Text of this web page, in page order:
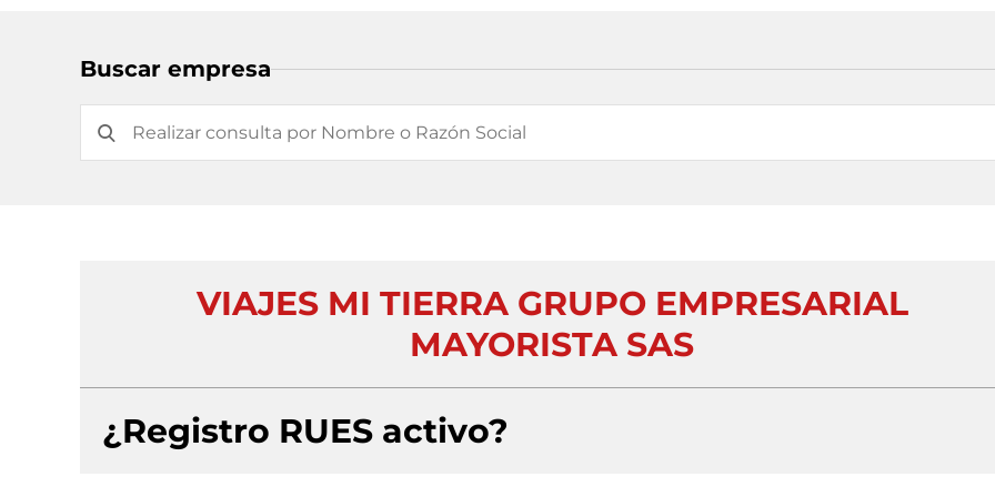
Buscar empresa
VIAJES MI TIERRA GRUPO EMPRESARIAL
MAYORISTA SAS
¿Registro RUES activo?